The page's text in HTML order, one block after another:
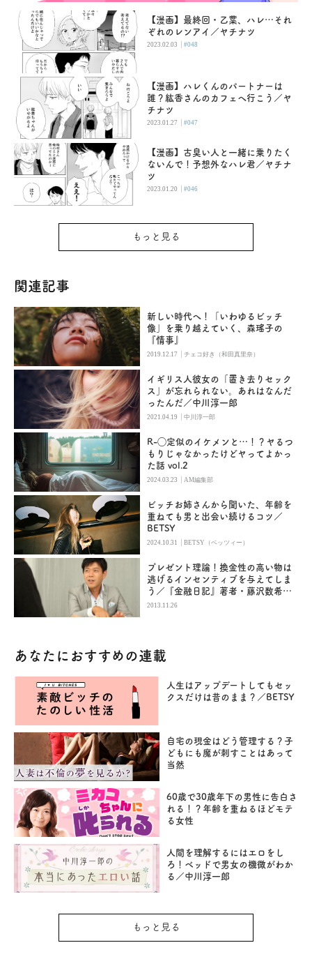
【漫画】最終回・乙葉、ハレ…それ
ぞれのレンアイ／ヤチナツ
2023.02.03 |#048
【漫画】ハレくんのパートナーは
誰？紘香さんのカフェへ行こう／ヤ
チナツ
2023.01.27 |#047
【漫画】古臭い人と一緒に乗りたく
ないんで！予想外なハレ君／ヤチナ
ツ
2023.01.20 |#046
もっと見る
関連記事
新しい時代へ！「いわゆるビッチ
像」を乗り越えていく、森瑤子の
『情事』
2019.12.17 |チェコ好き（和田真里奈）
イギリス人彼女の「置き去りセック
ス」が忘れられない。あれはなんだ
ったんだ／中川淳一郎
2021.04.19 |中川淳一郎
R-◯定似のイケメンと…！？ヤるつ
もりじゃなかったけどヤってよかっ
た話 vol.2
2024.03.23 |AM編集部
ビッチお姉さんから聞いた、年齢を
重ねても男と出会い続けるコツ／
BETSY
2024.10.31 |BETSY（ベッツィー）
プレゼント理論！換金性の高い物は
逃げるインセンティブを与えてしま
う／『金融日記』著者・藤沢数希×
元フジアナ・長谷川豊対談（4）
2013.11.26
あなたにおすすめの連載
人生はアップデートしてもセッ
クスだけは昔のまま？／BETSY
自宅の現金はどう管理する？子
どもにも魔が刺すことはあって
当然
60歳で30歳年下の男性に告白さ
れる！？年齢を重ねるほどモテ
る女性
人間を理解するにはエロをし
ろ！ベッドで男女の機微がわか
る／中川淳一郎
もっと見る